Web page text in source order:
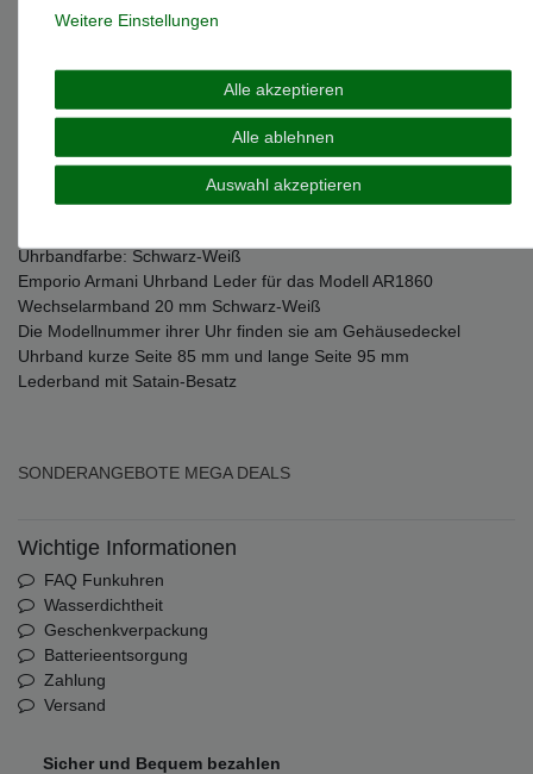
Weitere Details
Marke: Emporio Armani
Artikelnummer: LB-AR1860
Uhrband: Leder
Uhrbandfarbe: Schwarz-Weiß
Emporio Armani Uhrband Leder für das Modell AR1860
Wechselarmband 20 mm Schwarz-Weiß
Die Modellnummer ihrer Uhr finden sie am Gehäusedeckel
Uhrband kurze Seite 85 mm und lange Seite 95 mm
Lederband mit Satain-Besatz
SONDERANGEBOTE MEGA DEALS
Wichtige Informationen
FAQ Funkuhren
Wasserdichtheit
Geschenkverpackung
Batterieentsorgung
Zahlung
Versand
Sicher und Bequem bezahlen
Weitere Einstellungen
Alle akzeptieren
Alle ablehnen
Auswahl akzeptieren